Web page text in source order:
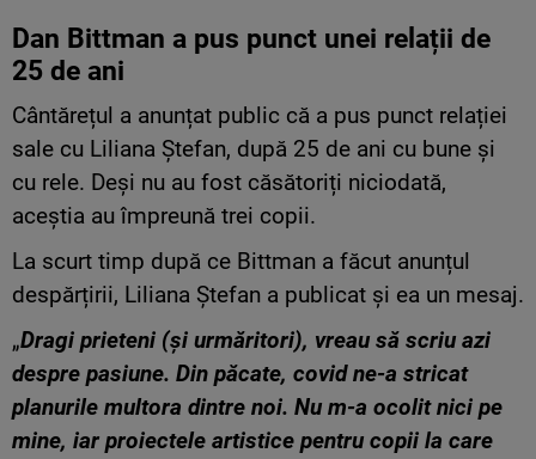
Dan Bittman a pus punct unei relații de
25 de ani
Cântărețul a anunțat public că a pus punct relației
sale cu Liliana Ștefan, după 25 de ani cu bune și
cu rele. Deși nu au fost căsătoriți niciodată,
aceștia au împreună trei copii.
La scurt timp după ce Bittman a făcut anunțul
despărțirii, Liliana Ștefan a publicat și ea un mesaj.
„Dragi prieteni (și urmăritori), vreau să scriu azi
despre pasiune. Din păcate, covid ne-a stricat
planurile multora dintre noi. Nu m-a ocolit nici pe
mine, iar proiectele artistice pentru copii la care